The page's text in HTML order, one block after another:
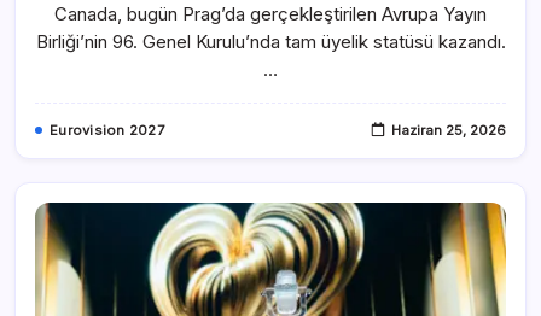
Canada, bugün Prag’da gerçekleştirilen Avrupa Yayın
Birliği’nin 96. Genel Kurulu’nda tam üyelik statüsü kazandı.
…
Eurovision 2027 Haziran 25, 2026